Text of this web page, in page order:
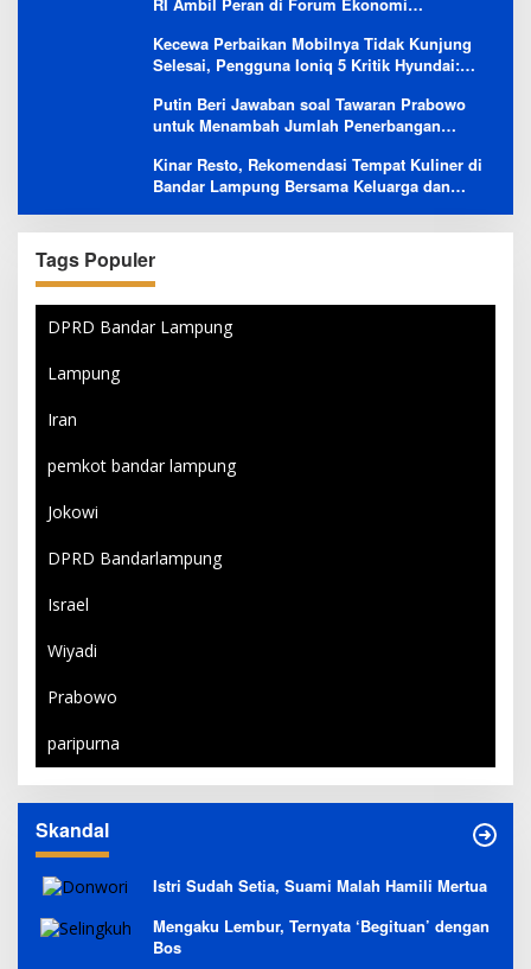
Kecewa Perbaikan Mobilnya Tidak Kunjung
Selesai, Pengguna Ioniq 5 Kritik Hyundai:
Sales
Putin Beri Jawaban soal Tawaran Prabowo
untuk Menambah Jumlah Penerbangan
Kinar Resto, Rekomendasi Tempat Kuliner di
Bandar Lampung Bersama Keluarga dan
Tags Populer
DPRD Bandar Lampung
Lampung
Iran
pemkot bandar lampung
Jokowi
DPRD Bandarlampung
Israel
Wiyadi
Prabowo
paripurna
Skandal
Istri Sudah Setia, Suami Malah Hamili Mertua
Mengaku Lembur, Ternyata ‘Begituan’ dengan
Bos